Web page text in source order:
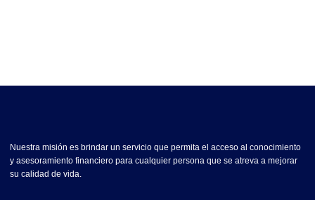
Nuestra misión es brindar un servicio que permita el acceso al conocimiento
y asesoramiento financiero para cualquier persona que se atreva a mejorar
su calidad de vida.